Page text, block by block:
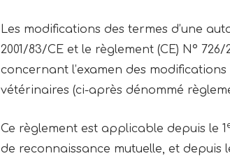
Les modifications des termes d’une
2001/83/CE et le règlement (CE) N°
concernant l’examen des
vétérinaires (ci-après dénommé
Ce règlement est applicable depuis le 1
de reconnaissance mutuelle, et depuis